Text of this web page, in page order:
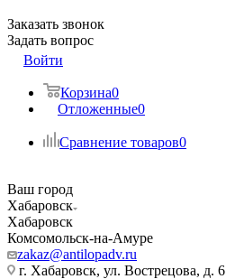
Заказать звонок
Задать вопрос
Войти
Корзина0
Отложенные0
Сравнение товаров0
Ваш город
Хабаровск
Хабаровск
Комсомольск-на-Амуре
zakaz@antilopadv.ru
г. Хабаровск, ул. Вострецова, д. 6